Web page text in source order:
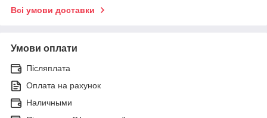
Всі умови доставки
Умови оплати
Післяплата
Оплата на рахунок
Наличными